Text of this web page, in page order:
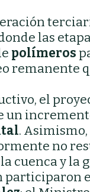
las
polímeros
remanente
el
un
.
no
cuenca y la